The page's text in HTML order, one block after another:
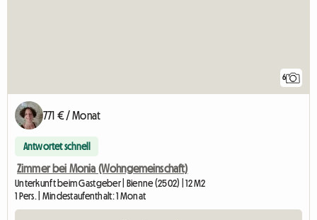
6
771 € / Monat
Antwortet schnell
Zimmer bei Monia (Wohngemeinschaft)
Unterkunft beim Gastgeber | Bienne (2502) | 12 M2
1 Pers. | Mindestaufenthalt: 1 Monat